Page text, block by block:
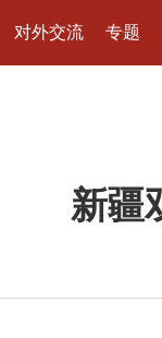
对外交流 专题
新疆